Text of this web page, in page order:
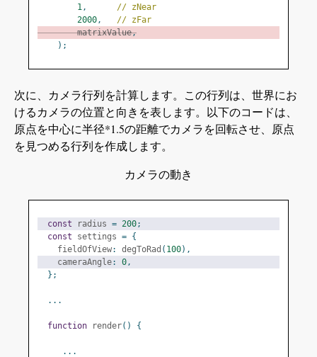
1,
// zNear
2000,
// zFar
        matrixValue
,
);
次に、カメラ行列を計算します。この行列は、世界にお
けるカメラの位置と向きを表します。以下のコードは、
原点を中心に半径*1.5の距離でカメラを回転させ、原点
を見つめる行列を作成します。
+z
fRadius*1.5fRadius
カメラの動き
const radius = 200;
const settings = {
    fieldOfView
: degToRad ( 100),
    cameraAngle
: 0,
};
...
function render() {
...